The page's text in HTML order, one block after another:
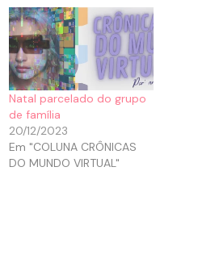
Natal parcelado do grupo
de família
20/12/2023
Em "COLUNA CRÔNICAS
DO MUNDO VIRTUAL"